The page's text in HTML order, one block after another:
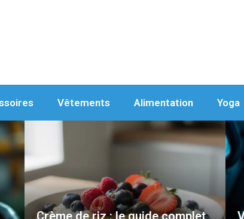
Vêtements Alimentation Yoga
Crème de riz : le guide complet